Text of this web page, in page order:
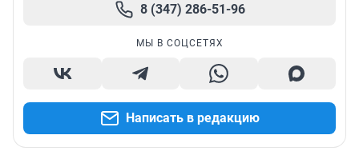
8 (347) 286-51-96
МЫ В СОЦСЕТЯХ
Написать в редакцию